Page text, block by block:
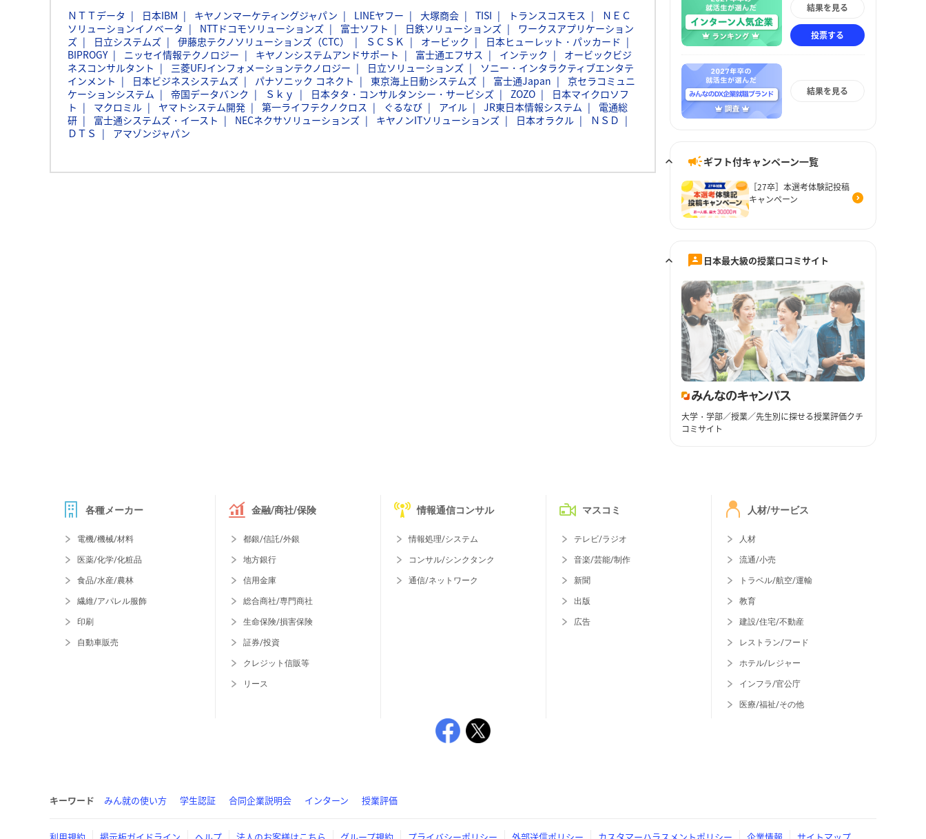
ＮＴＴデータ 日本IBM キヤノンマーケティングジャパン LINEヤフー 大塚商会 TISI トランスコスモス
ＮＥＣ
ソリューションイノベータ
NTTドコモソリューションズ 富士ソフト 日鉄ソリューションズ
ワークスアプリケーション
ズ
日立システムズ 伊藤忠テクノソリューションズ（CTC） ＳＣＳＫ オービック
日本ヒューレット・パッカード
BIPROGY
ニッセイ情報テクノロジー キヤノンシステムアンドサポート 富士通エフサス インテック
オービックビジ
ネスコンサルタント
三菱UFJインフォメーションテクノロジー 日立ソリューションズ
ソニー・インタラクティブエンタテ
インメント
日本ビジネスシステムズ パナソニック コネクト 東京海上日動システムズ 富士通Japan
京セラコミュニ
ケーションシステム
帝国データバンク Ｓｋｙ 日本タタ・コンサルタンシー・サービシズ ZOZO
日本マイクロソフ
ト
マクロミル ヤマトシステム開発 第一ライフテクノクロス ぐるなび アイル JR東日本情報システム
電通総
研
富士通システムズ・イースト NECネクサソリューションズ キヤノンITソリューションズ 日本オラクル
ＮＳＤ
ＤＴＳ
アマゾンジャパン
結果を見る
投票する
結果を見る
ギフト付キャンペーン一覧
［27卒］本選考体験記投稿
キャンペーン
日本最大級の授業口コミサイト
大学・学部／授業／先生別に探せる授業評価クチ
コミサイト
各種メーカー
電機/機械/材料
医薬/化学/化粧品
食品/水産/農林
繊維/アパレル服飾
印刷
自動車販売
金融/商社/保険
都銀/信託/外銀
地方銀行
信用金庫
総合商社/専門商社
生命保険/損害保険
証券/投資
クレジット信販等
リース
情報通信コンサル
情報処理/システム
コンサル/シンクタンク
通信/ネットワーク
マスコミ
テレビ/ラジオ
音楽/芸能/制作
新聞
出版
広告
人材/サービス
人材
流通/小売
トラベル/航空/運輸
教育
建設/住宅/不動産
レストラン/フード
ホテル/レジャー
インフラ/官公庁
医療/福祉/その他
キーワード みん就の使い方 学生認証 合同企業説明会 インターン 授業評価